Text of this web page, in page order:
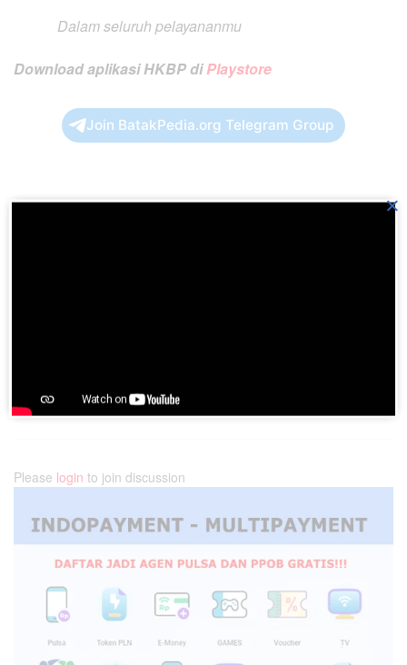
Dalam seluruh pelayananmu
Download aplikasi HKBP diPlaystore
Join BatakPedia.org Telegram Group
BN No. 671 SIAPA YANG MAU B’RITAKAN
Please login to join discussion
×